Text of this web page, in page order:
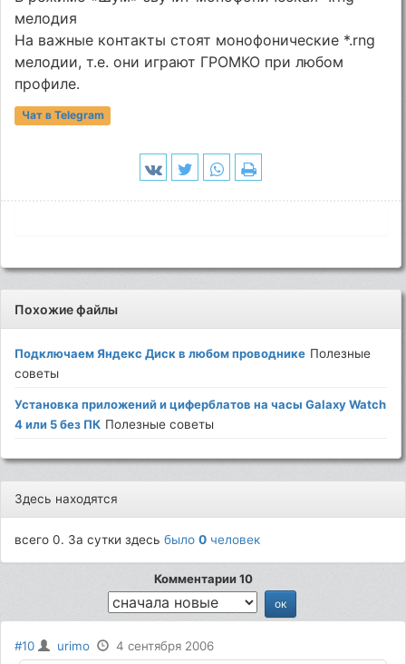
мелодия
На важные контакты стоят монофонические *.rng
мелодии, т.е. они играют ГРОМКО при любом
профиле.
Чат в Telegram
Похожие файлы
Подключаем Яндекс Диск в любом проводнике Полезные
советы
Установка приложений и циферблатов на часы Galaxy Watch
4 или 5 без ПК Полезные советы
Здесь находятся
всего 0. За сутки здесьбыло0 человек
Комментарии 10
#10 urimo 4 сентября 2006